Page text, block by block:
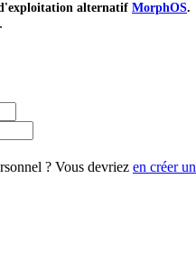
d'exploitation alternatif MorphOS.
? Vous devriez en créer un